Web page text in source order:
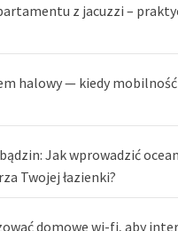
z jacuzzi –
halowy — kiedy
Jak wprowadzić
Twojej łazienki?
domowe wi-fi, aby